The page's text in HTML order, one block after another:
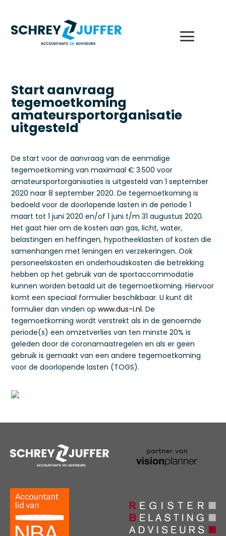
Start aanvraag
tegemoetkoming
amateursportorganisatie
uitgesteld
De start voor de aanvraag van de eenmalige
tegemoetkoming van maximaal € 3.500 voor
amateursportorganisaties is uitgesteld van 1 september
2020 naar 8 september 2020. De tegemoetkoming is
bedoeld voor de doorlopende lasten in de periode 1
maart tot 1 juni 2020 en/of 1 juni t/m 31 augustus 2020.
Het gaat hier om de kosten aan gas, licht, water,
belastingen en heffingen, hypotheeklasten of kosten die
samenhangen met leningen en verzekeringen. Ook
personeelskosten en onderhoudskosten die betrekking
hebben op het gebruik van de sportaccommodatie
kunnen worden betaald uit de tegemoetkoming. Hiervoor
komt een speciaal formulier beschikbaar. U kunt dit
formulier dan vinden opwww.dus-i.nl. De
tegemoetkoming wordt verstrekt als in de genoemde
periode(s) een omzetverlies van ten minste 20% is
geleden door de coronamaatregelen en als er geen
gebruik is gemaakt van een andere tegemoetkoming
voor de doorlopende lasten (TOGS).